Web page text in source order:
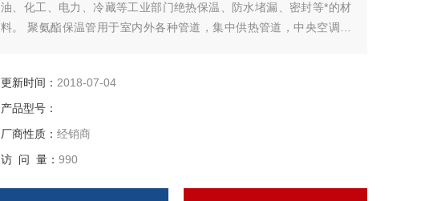
油、化工、电力、冷藏等工业部门绝热保温、防水堵漏、密封等*的材
料。 聚氨酯保温管用于室内外各种管道，集中供热管道，中央空调管
更新时间： 2018-07-04
产品型号：
厂商性质： 经销商
访 问 量： 990